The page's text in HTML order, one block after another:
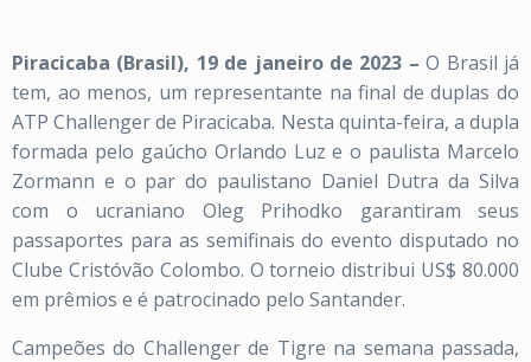
Piracicaba (Brasil), 19 de janeiro de 2023 –O Brasil já
tem, ao menos, um representante na final de duplas do
ATP Challenger de Piracicaba. Nesta quinta-feira, a dupla
formada pelo gaúcho Orlando Luz e o paulista Marcelo
Zormann e o par do paulistano Daniel Dutra da Silva
com o ucraniano Oleg Prihodko garantiram seus
passaportes para as semifinais do evento disputado no
Clube Cristóvão Colombo. O torneio distribui US$ 80.000
em prêmios e é patrocinado pelo Santander.
Campeões do Challenger de Tigre na semana passada,